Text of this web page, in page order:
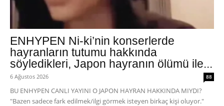
ENHYPEN Ni-ki’nin konserlerde
hayranların tutumu hakkında
söyledikleri, Japon hayranın ölümü ile...
6 Ağustos 2026 88
BU ENHYPEN CANLI YAYINI O JAPON HAYRAN HAKKINDA MIYDI?
"Bazen sadece fark edilmek/ilgi görmek isteyen birkaç kişi oluyor."